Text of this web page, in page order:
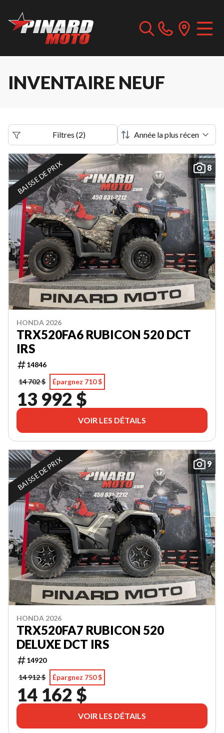
INVENTAIRE NEUF
Filtres (2)
8
BAISSE DE PRIX
HONDA 2026
TRX520FA6 RUBICON 520 DCT
IRS
14846
14 702 $
Épargnez 710 $
13 992 $
VOIR LES DÉTAILS
9
BAISSE DE PRIX
HONDA 2026
TRX520FA7 RUBICON 520
DELUXE DCT IRS
14920
14 912 $
Épargnez 750 $
14 162 $
VOIR LES DÉTAILS